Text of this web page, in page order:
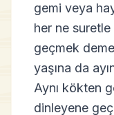
gemi veya
her ne
geçmek
yaşına da
Aynı kökten
dinleyene